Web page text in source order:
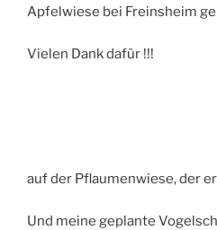
Apfelwiese bei Freinsheim
Vielen Dank dafür !!!
auf der Pflaumenwiese, der
Und meine geplante